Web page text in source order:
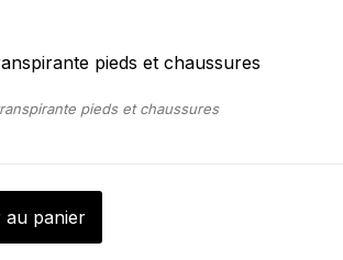
pieds et chaussures
au panier